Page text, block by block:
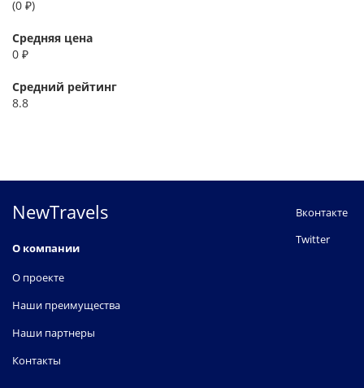
(0 ₽)
Средняя цена
0 ₽
Средний рейтинг
8.8
NewTravels
О компании
О проекте
Наши преимущества
Наши партнеры
Контакты
Вконтакте
Twitter